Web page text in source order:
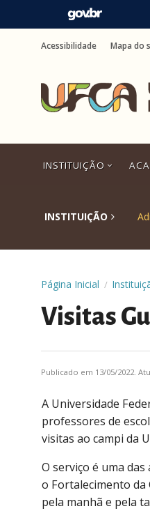
para
para
busca
rodapé
Acessibilidade Mapa do
INSTITUIÇÃO
INSTITUIÇÃO
Página Inicial /
Visitas
Publicado em 13/05/2022.
A Universidade
professores de
visitas ao campi da
O serviço é uma
o Fortalecimento da
pela manhã e pela